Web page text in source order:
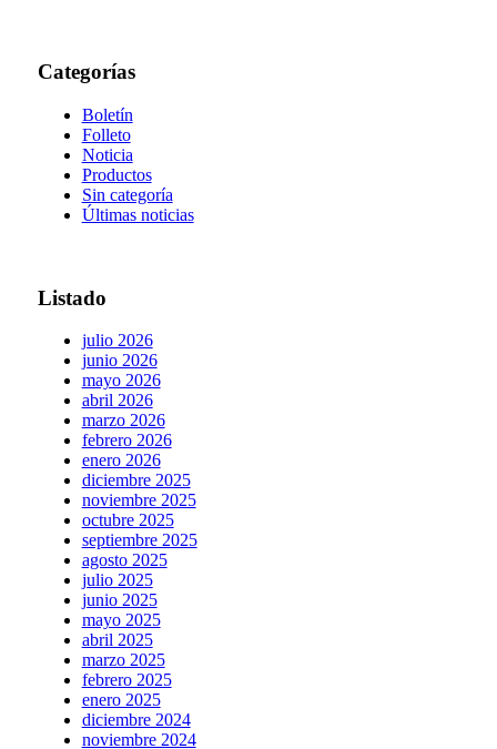
Categorías
Boletín
Folleto
Noticia
Productos
Sin categoría
Últimas noticias
Listado
julio 2026
junio 2026
mayo 2026
abril 2026
marzo 2026
febrero 2026
enero 2026
diciembre 2025
noviembre 2025
octubre 2025
septiembre 2025
agosto 2025
julio 2025
junio 2025
mayo 2025
abril 2025
marzo 2025
febrero 2025
enero 2025
diciembre 2024
noviembre 2024